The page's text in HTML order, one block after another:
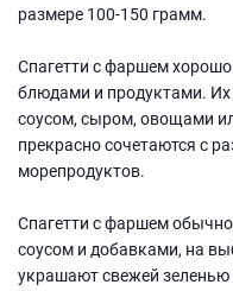
размере 100-150 грамм.
Спагетти с фаршем
блюдами и продуктами.
соусом, сыром, овощами
прекрасно сочетаются с
морепродуктов.
Спагетти с фаршем
соусом и добавками, на
украшают свежей